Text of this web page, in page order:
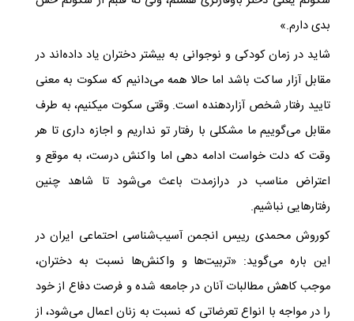
بدی دارم.»
شاید در زمان کودکی و نوجوانی به بیشتر دختران یاد داده‌اند در
مقابل آزار ساکت باشد اما حالا همه می‌دانیم که سکوت به معنی
تایید رفتار شخص آزاردهنده است. وقتی سکوت میکنیم، به طرف
مقابل می‌گوییم ما مشکلی با رفتار تو نداریم و اجازه داری تا هر
وقت که دلت خواست ادامه دهی اما واکنش درست، به موقع و
اعتراض مناسب در درازمدت باعث می‌شود تا شاهد چنین
رفتارهایی نباشیم.
کوروش محمدی رییس انجمن آسیب‌شناسی احتماعی ایران در
این باره می‌گوید: «تربیت‌ها و واکنش‌ها نسبت به دختران،
موجب کاهش مطالبات آنان در جامعه شده و فرصت دفاع از خود
را در مواجه با انواع تعرضاتی که نسبت به زنان اعمال می‌شود، از